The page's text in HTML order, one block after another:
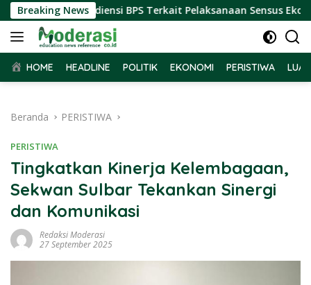
Langsung
ke
konten
Breaking News
Terima Audiensi BPS Terkait Pelaksanaan Sensus Ekonomi
HOME HEADLINE POLITIK EKONOMI PERISTIWA
Beranda PERISTIWA
PERISTIWA
Tingkatkan Kinerja Kelembagaan,
Sekwan Sulbar Tekankan Sinergi
dan Komunikasi
Redaksi Moderasi
27 September 2025